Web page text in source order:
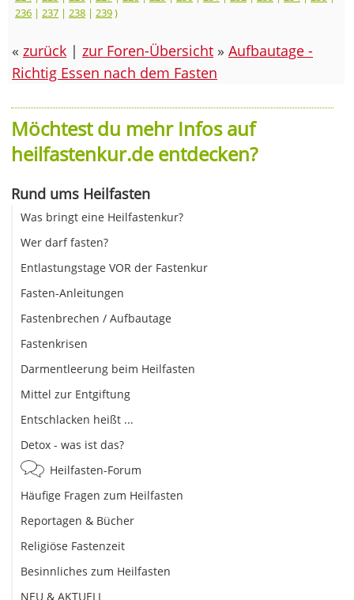
236 | 237 | 238 | 239)
« zurück | zur Foren-Übersicht » Aufbautage -
Richtig Essen nach dem Fasten
Möchtest du mehr Infos auf
heilfastenkur.de entdecken?
Rund ums Heilfasten
Was bringt eine Heilfastenkur?
Wer darf fasten?
Entlastungstage VOR der Fastenkur
Fasten-Anleitungen
Fastenbrechen / Aufbautage
Fastenkrisen
Darmentleerung beim Heilfasten
Mittel zur Entgiftung
Entschlacken heißt ...
Detox - was ist das?
Heilfasten-Forum
Häufige Fragen zum Heilfasten
Reportagen & Bücher
Religiöse Fastenzeit
Besinnliches zum Heilfasten
NEU & AKTUELL